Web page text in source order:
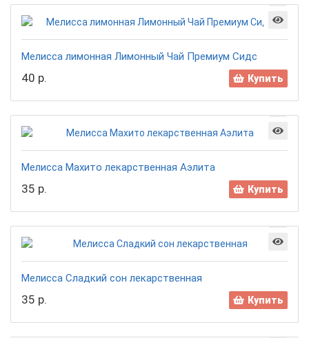
Мелисса лимонная Лимонный Чай Премиум Сидс
40 р. Купить
Мелисса Махито лекарственная Аэлита
35 р. Купить
Мелисса Сладкий сон лекарственная
35 р. Купить